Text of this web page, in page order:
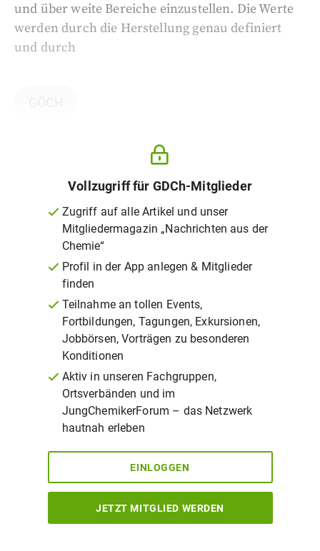
und über weite Bereiche einzustellen. Die Werte
werden durch die Herstellung genau definiert
und durch
Vollzugriff für GDCh-Mitglieder
Zugriff auf alle Artikel und unser
Mitgliedermagazin „Nachrichten aus der
Chemie“
Profil in der App anlegen & Mitglieder
finden
Teilnahme an tollen Events,
Fortbildungen, Tagungen, Exkursionen,
Jobbörsen, Vorträgen zu besonderen
Konditionen
Aktiv in unseren Fachgruppen,
Ortsverbänden und im
JungChemikerForum – das Netzwerk
hautnah erleben
EINLOGGEN
JETZT MITGLIED WERDEN